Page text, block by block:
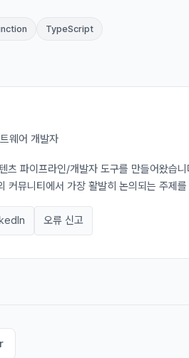
TypeScript
웨어 개발자
츠 파이프라인/개발자 도구를 만들어왔
커뮤니티에서 가장 활발히 논의되는 주제
오류 신고